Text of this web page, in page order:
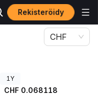
Rekisteröidy
CHF
1Y
CHF 0.068118